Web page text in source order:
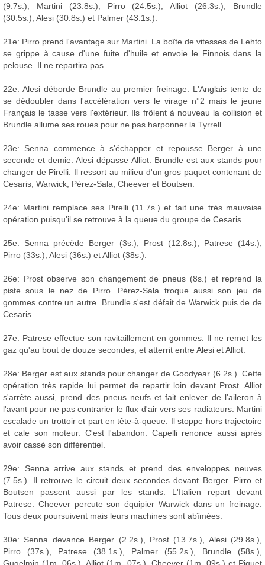
(9.7s.), Martini (23.8s.), Pirro (24.5s.), Alliot (26.3s.), Brundle
(30.5s.), Alesi (30.8s.) et Palmer (43.1s.).
21e: Pirro prend l'avantage sur Martini. La boîte de vitesses de Lehto
se grippe à cause d'une fuite d'huile et envoie le Finnois dans la
pelouse. Il ne repartira pas.
22e: Alesi déborde Brundle au premier freinage. L'Anglais tente de
se dédoubler dans l'accélération vers le virage n°2 mais le jeune
Français le tasse vers l'extérieur. Ils frôlent à nouveau la collision et
Brundle allume ses roues pour ne pas harponner la Tyrrell.
23e: Senna commence à s'échapper et repousse Berger à une
seconde et demie. Alesi dépasse Alliot. Brundle est aux stands pour
changer de Pirelli. Il ressort au milieu d'un gros paquet contenant de
Cesaris, Warwick, Pérez-Sala, Cheever et Boutsen.
24e: Martini remplace ses Pirelli (11.7s.) et fait une très mauvaise
opération puisqu'il se retrouve à la queue du groupe de Cesaris.
25e: Senna précède Berger (3s.), Prost (12.8s.), Patrese (14s.),
Pirro (33s.), Alesi (36s.) et Alliot (38s.).
26e: Prost observe son changement de pneus (8s.) et reprend la
piste sous le nez de Pirro. Pérez-Sala troque aussi son jeu de
gommes contre un autre. Brundle s'est défait de Warwick puis de de
Cesaris.
27e: Patrese effectue son ravitaillement en gommes. Il ne remet les
gaz qu'au bout de douze secondes, et atterrit entre Alesi et Alliot.
28e: Berger est aux stands pour changer de Goodyear (6.2s.). Cette
opération très rapide lui permet de repartir loin devant Prost. Alliot
s'arrête aussi, prend des pneus neufs et fait enlever de l'aileron à
l'avant pour ne pas contrarier le flux d'air vers ses radiateurs. Martini
escalade un trottoir et part en tête-à-queue. Il stoppe hors trajectoire
et cale son moteur. C'est l'abandon. Capelli renonce aussi après
avoir cassé son différentiel.
29e: Senna arrive aux stands et prend des enveloppes neuves
(7.5s.). Il retrouve le circuit deux secondes devant Berger. Pirro et
Boutsen passent aussi par les stands. L'Italien repart devant
Patrese. Cheever percute son équipier Warwick dans un freinage.
Tous deux poursuivent mais leurs machines sont abîmées.
30e: Senna devance Berger (2.2s.), Prost (13.7s.), Alesi (29.8s.),
Pirro (37s.), Patrese (38.1s.), Palmer (55.2s.), Brundle (58s.),